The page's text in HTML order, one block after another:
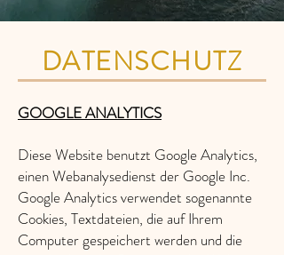
DATENSCHUTZ
GOOGLE ANALYTICS
Diese Website benutzt Google Analytics,
einen Webanalysedienst der Google Inc.
Google Analytics verwendet sogenannte
Cookies, Textdateien, die auf Ihrem
Computer gespeichert werden und die